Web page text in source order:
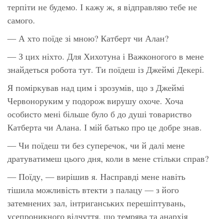
терпіти не будемо. І кажу ж, я відправляю тебе не
самого.
— А хто поїде зі мною? Катберт чи Алан?
— З цих ніхто. Для Хихотуна і Важконогого в мене
знайдеться робота тут. Ти поїдеш із Джеймі Декері.
Я поміркував над цим і зрозумів, що з Джеймі
Червоноруким у подорож вирушу охоче. Хоча
особисто мені більше було б до душі товариство
Катберта чи Алана. І мій батько про це добре знав.
— Чи поїдеш ти без суперечок, чи й далі мене
дратуватимеш цього дня, коли в мене стільки справ?
— Поїду, — вирішив я. Насправді мене навіть
тішила можливість втекти з палацу — з його
затемнених зал, інтриганських перешіптувань,
усепроникного відчуття, що темрява та анархія